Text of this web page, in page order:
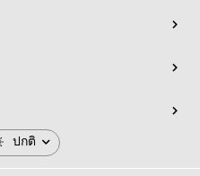
ปกติ